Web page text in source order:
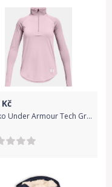
Kč
Tričko Under Armour Tech Graphic Half Zip - růžová - 176